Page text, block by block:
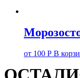
от 100 Р В